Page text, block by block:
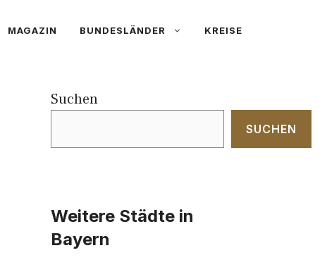
MAGAZIN BUNDESLÄNDER KREISE
Suchen
SUCHEN
Weitere Städte in
Bayern